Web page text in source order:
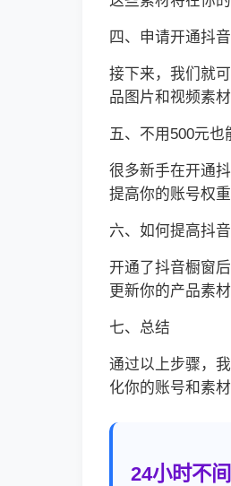
四、申请开通抖
接下来，我们就
品图片和视频素
五、不用500元也
很多新手在开通
提高你的账号权
六、如何提高抖
开通了抖音橱窗
更新你的产品素
七、总结
通过以上步骤，
化你的账号和素
24小时不